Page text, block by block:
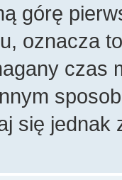
górę
oznacza
czas
się jednak